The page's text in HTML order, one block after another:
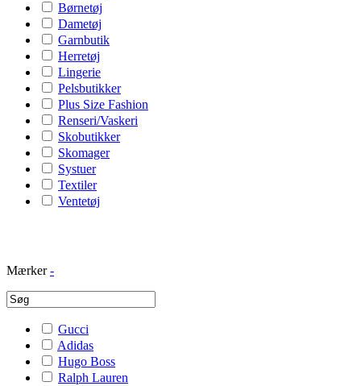
Børnetøj
Dametøj
Garnbutik
Herretøj
Lingerie
Pelsbutikker
Plus Size Fashion
Renseri/Vaskeri
Skobutikker
Skomager
Systuer
Textiler
Ventetøj
Mærker -
Gucci
Adidas
Hugo Boss
Ralph Lauren